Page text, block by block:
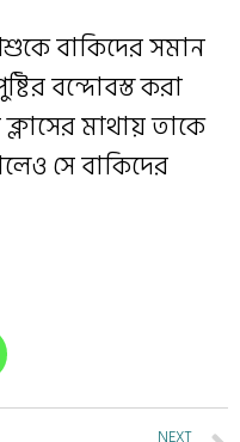
বাকিদের সমান
বন্দোবস্ত করা
মাথায় তাকে
সে বাকিদের